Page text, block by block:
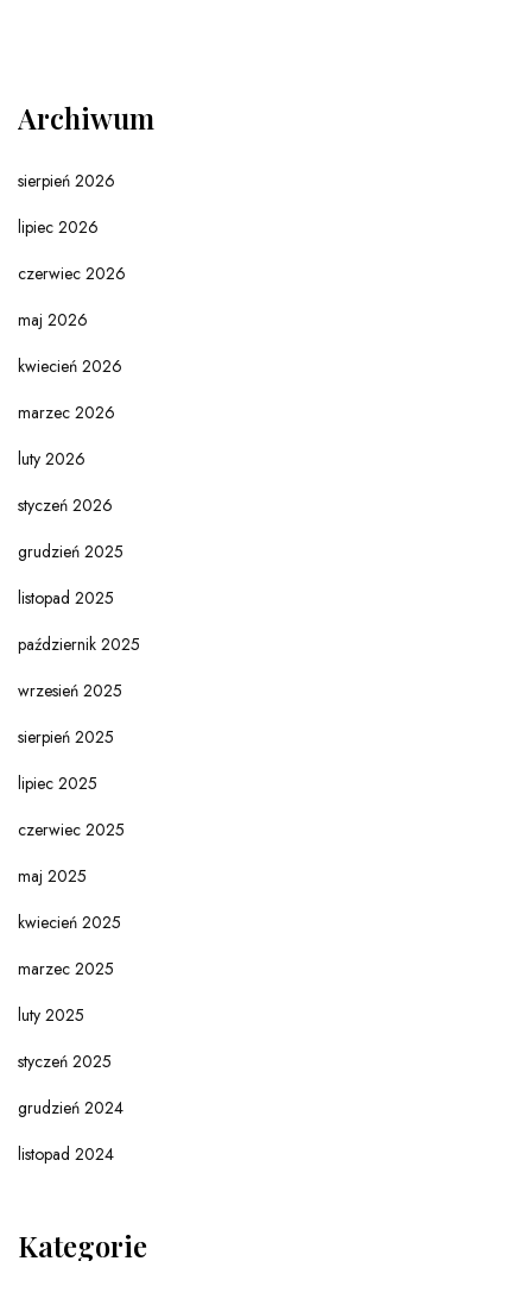
Archiwum
sierpień 2026
lipiec 2026
czerwiec 2026
maj 2026
kwiecień 2026
marzec 2026
luty 2026
styczeń 2026
grudzień 2025
listopad 2025
październik 2025
wrzesień 2025
sierpień 2025
lipiec 2025
czerwiec 2025
maj 2025
kwiecień 2025
marzec 2025
luty 2025
styczeń 2025
grudzień 2024
listopad 2024
Kategorie